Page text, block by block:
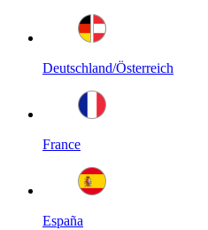
Deutschland/Österreich
France
España